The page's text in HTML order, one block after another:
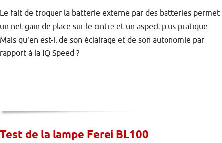
Le fait de troquer la batterie externe par des batteries permet
un net gain de place sur le cintre et un aspect plus pratique.
Mais qu'en est-il de son éclairage et de son autonomie par
rapport à la IQ Speed ?
Test de la lampe Ferei BL100